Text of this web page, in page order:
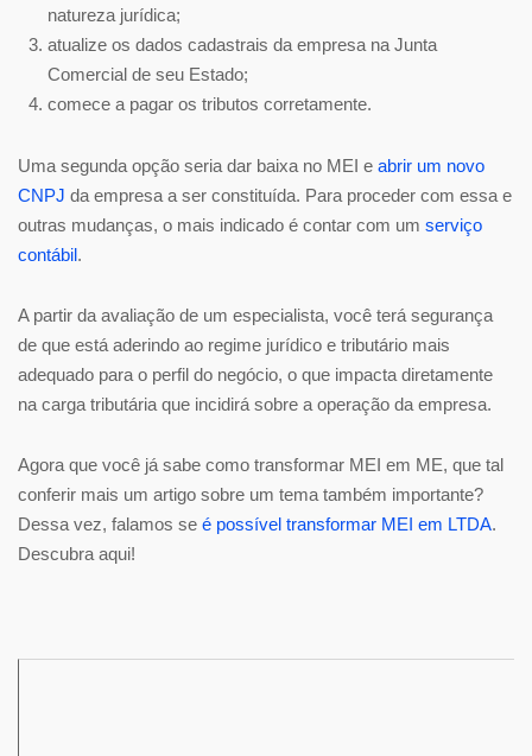
natureza jurídica;
atualize os dados cadastrais da empresa na Junta
Comercial de seu Estado;
comece a pagar os tributos corretamente.
Uma segunda opção seria dar baixa no MEI e abrir um novo
CNPJ da empresa a ser constituída. Para proceder com essa e
outras mudanças, o mais indicado é contar com um serviço
contábil.
A partir da avaliação de um especialista, você terá segurança
de que está aderindo ao regime jurídico e tributário mais
adequado para o perfil do negócio, o que impacta diretamente
na carga tributária que incidirá sobre a operação da empresa.
Agora que você já sabe como transformar MEI em ME, que tal
conferir mais um artigo sobre um tema também importante?
Dessa vez, falamos se é possível transformar MEI em LTDA.
Descubra aqui!